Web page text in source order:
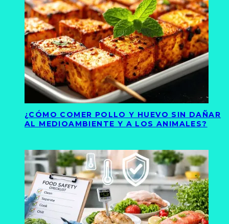
¿CÓMO COMER POLLO Y HUEVO SIN DAÑAR
AL MEDIOAMBIENTE Y A LOS ANIMALES?